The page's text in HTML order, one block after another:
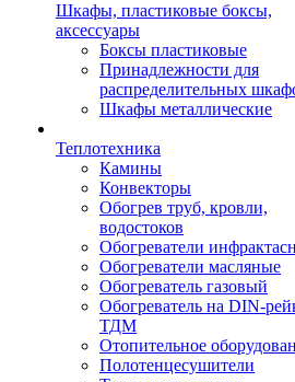
Шкафы, пластиковые боксы,
аксессуары
Боксы пластиковые
Принадлежности для
распределительных
Шкафы металлические
Теплотехника
Камины
Конвекторы
Обогрев труб, кровли,
водостоков
Обогреватели
Обогреватели масляные
Обогреватель газовый
Обогреватель на DIN-
ТДМ
Отопительное
Полотенцесушители